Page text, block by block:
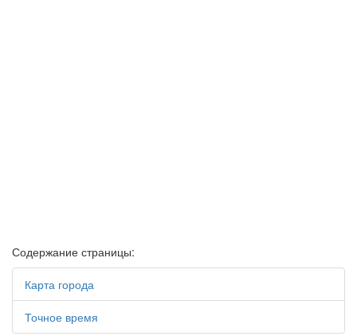
Содержание страницы:
Карта города
Точное время